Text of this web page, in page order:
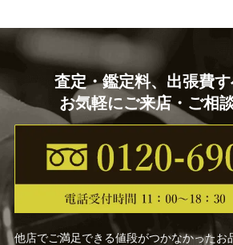
査定・鑑定料、出張費
お気軽にご来店・ご相
他店でご満足できる値段がつかなかったお